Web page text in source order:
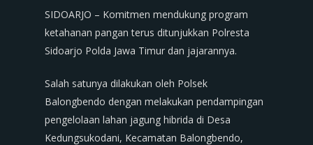
SIDOARJO – Komitmen mendukung program
ketahanan pangan terus ditunjukkan Polresta
Sidoarjo Polda Jawa Timur dan jajarannya.
Salah satunya dilakukan oleh Polsek
Balongbendo dengan melakukan pendampingan
pengelolaan lahan jagung hibrida di Desa
Kedungsukodani, Kecamatan Balongbendo,